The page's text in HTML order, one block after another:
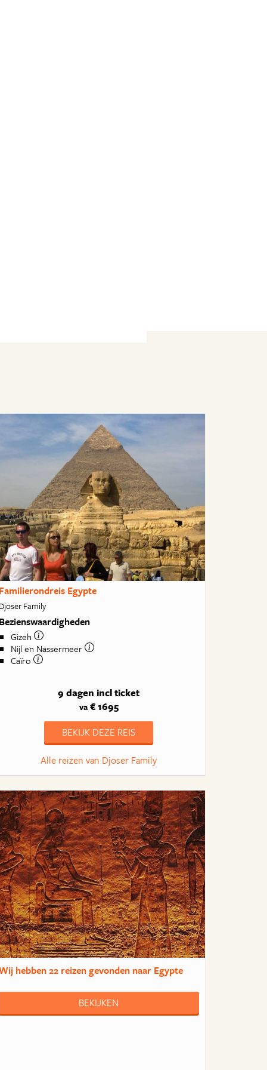
Familierondreis Egypte
Djoser Family
Bezienswaardigheden
Gizeh
Nijl en Nassermeer
Caïro
9 dagen incl ticket
va€ 1695
BEKIJK DEZE REIS
Alle reizen van Djoser Family
hebben22 reizengevonden naar Egypte
BEKIJKEN